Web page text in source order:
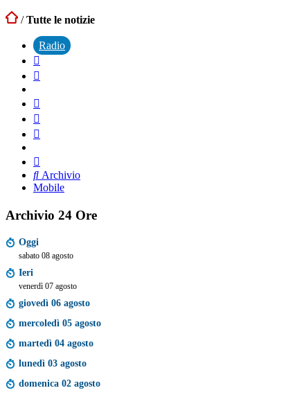
/Tutte le notizie
Radio
Archivio
Mobile
Archivio 24 Ore
Oggi
sabato 08 agosto
Ieri
venerdì 07 agosto
giovedì 06 agosto
mercoledì 05 agosto
martedì 04 agosto
lunedì 03 agosto
domenica 02 agosto